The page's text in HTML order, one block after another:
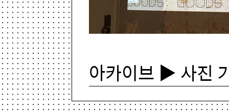
아카이브 ▶ 사진